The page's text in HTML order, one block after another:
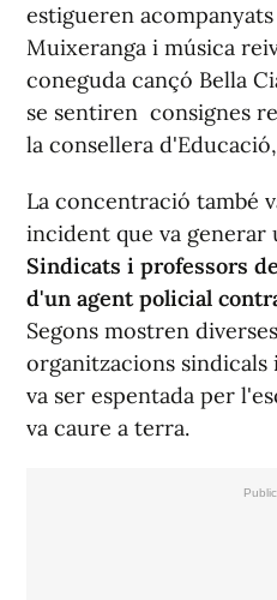
estigueren
Muixeranga i música
coneguda cançó Bella
se sentiren consignes
la consellera
La concentració també
incident que va generar
Sindicats i professors
d'un agent policial
Segons mostren
organitzacions sindicals
va ser espentada per
va caure a terra.